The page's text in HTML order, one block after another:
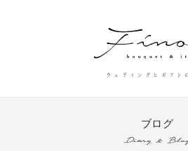
ウェディングとギフト
ブログ
Diary &